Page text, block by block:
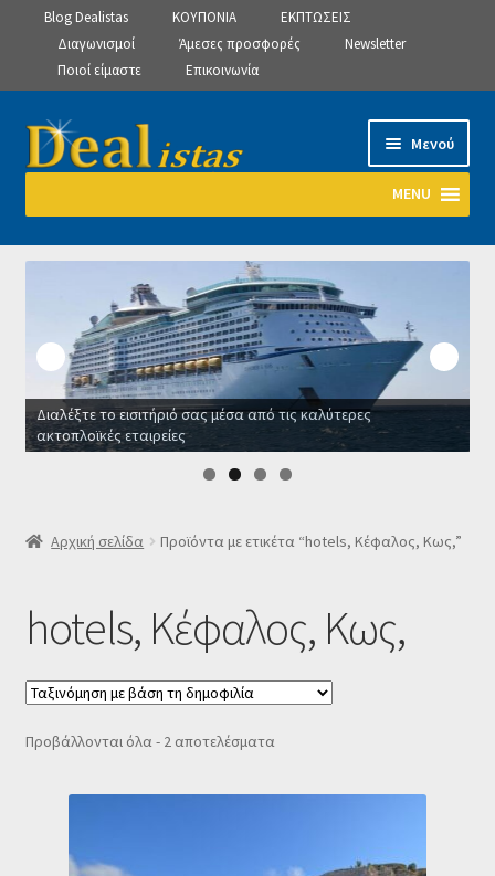
Blog Dealistas ΚΟΥΠΟΝΙΑ
ΕΚΠΤΩΣΕΙΣ
Διαγωνισμοί
Άμεσες προσφορές
Newsletter
Ποιοί είμαστε
Επικοινωνία
Απευθείας
μετάβαση
πλοήγηση
Μετάβαση
σε
Μενού
MENU
Αρχική
Manage Subscriptions
Manage Subscriptions
Manage Subscriptions
SLIDER
Διαλέξτε το εισιτήριό σας μέσα από τις καλύτερες
ακτοπλοϊκές εταιρείες
Αρχική σελίδα Προϊόντα με ετικέτα “hotels, Κέφαλος, Κως,”
hotels, Κέφαλος, Κως,
Προβάλλονται όλα - 2 αποτελέσματαSorted